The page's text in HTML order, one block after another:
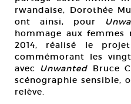
rwandaise, Dorothée
ont ainsi, pour
hommage aux femmes
2014, réalisé le
commémorant les
avec Unwanted Bruce
scénographie sensible,
relève.